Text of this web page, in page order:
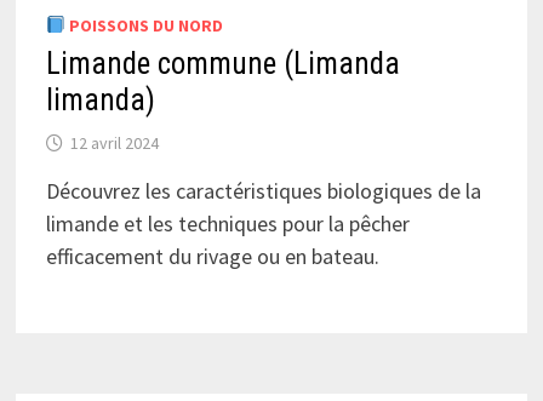
POISSONS DU NORD
Limande commune (Limanda
limanda)
12 avril 2024
Découvrez les caractéristiques biologiques de la
limande et les techniques pour la pêcher
efficacement du rivage ou en bateau.